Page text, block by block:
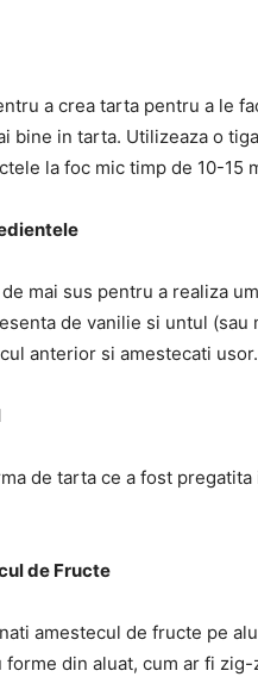
a crea tarta pentru a le
bine in tarta. Utilizeaza o
la foc mic timp de 10-15
mai sus pentru a realiza
de vanilie si untul
anterior si amestecati usor.
de tarta ce a fost
de Fructe
amestecul de fructe pe
din aluat, cum ar fi